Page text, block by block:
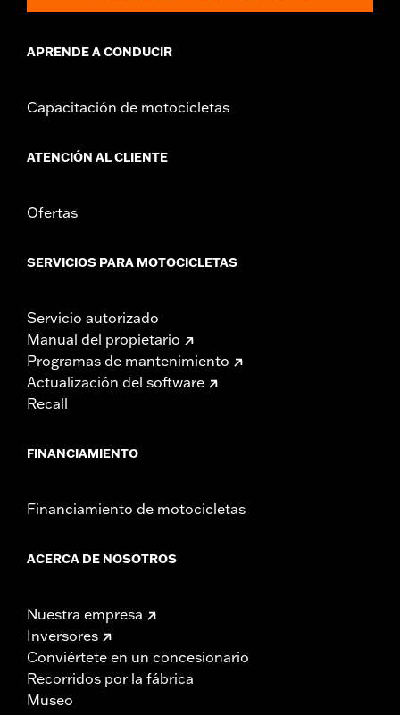
APRENDE A CONDUCIR
Capacitación de motocicletas
ATENCIÓN AL CLIENTE
Ofertas
SERVICIOS PARA MOTOCICLETAS
Servicio autorizado
Manual del propietario
Programas de mantenimiento
Actualización del software
Recall
FINANCIAMIENTO
Financiamiento de motocicletas
ACERCA DE NOSOTROS
Nuestra empresa
Inversores
Conviértete en un concesionario
Recorridos por la fábrica
Museo